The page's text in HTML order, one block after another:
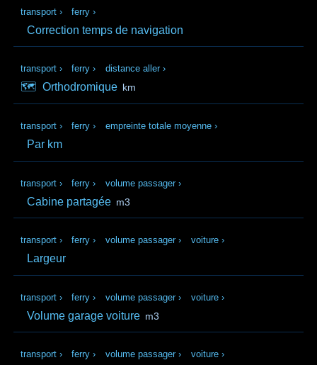
transport › ferry ›
Correction temps de navigation
transport › ferry › distance aller ›
🗺️ Orthodromique km
transport › ferry › empreinte totale moyenne ›
Par km
transport › ferry › volume passager ›
Cabine partagée m3
transport › ferry › volume passager › voiture ›
Largeur
transport › ferry › volume passager › voiture ›
Volume garage voiture m3
transport › ferry › volume passager › voiture ›